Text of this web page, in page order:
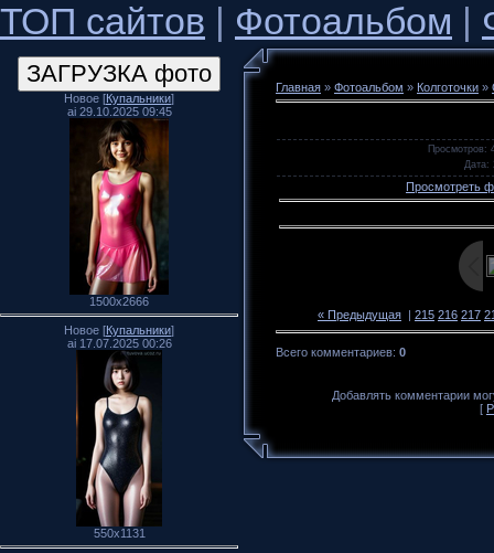
ТОП сайтов | Фотоальбом |
Новое [Купальники]
ai 29.10.2025 09:45
1500x2666
Новое [Купальники]
ai 17.07.2025 00:26
550x1131
Главная » Фотоальбом » Колготочки »
Просмотров:
Дата:
Просмотреть
« Предыдущая | 215 216 217
Всего комментариев: 0
Добавлять комментарии
[